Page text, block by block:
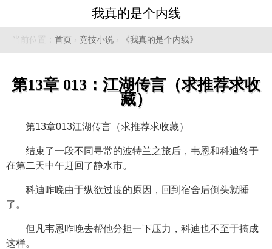
我真的是个内线
当前位置： 首页 › 竞技小说 › 《我真的是个内线》
第13章 013：江湖传言（求推荐求收
藏）
第13章013江湖传言（求推荐求收藏）
结束了一段不同寻常的波特兰之旅后，韦恩和科迪终于
在第二天中午赶回了静水市。
科迪昨晚由于纵欲过度的原因，回到宿舍后倒头就睡
了。
但凡韦恩昨晚去帮他分担一下压力，科迪也不至于搞成
这样。